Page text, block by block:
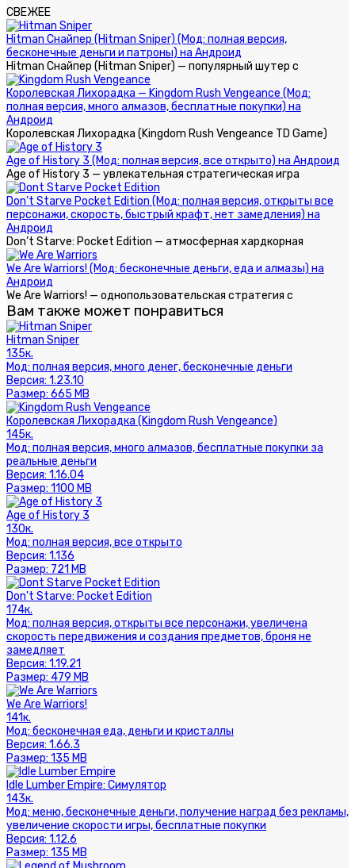
СВЕЖЕЕ
Hitman Снайпер (Hitman Sniper) (Мод: полная версия,
бесконечные деньги и патроны) на Андроид
Hitman Снайпер (Hitman Sniper) — популярный шутер с
Королевская Лихорадка — Kingdom Rush Vengeance (Мод:
полная версия, много алмазов, бесплатные покупки) на
Андроид
Королевская Лихорадка (Kingdom Rush Vengeance TD Game)
Age of History 3 (Мод: полная версия, все открыто) на Андроид
Age of History 3 — увлекательная стратегическая игра
Don’t Starve Pocket Edition (Мод: полная версия, открыты все
персонажи, скорость, быстрый крафт, нет замедления) на
Андроид
Don’t Starve: Pocket Edition — атмосферная хардкорная
We Are Warriors! (Мод: бесконечные деньги, еда и алмазы) на
Андроид
We Are Warriors! — однопользовательская стратегия с
Вам также может понравиться
Hitman Sniper
135к.
Мод: полная версия, много денег, бесконечные деньги
Версия: 1.23.10
Размер: 665 MB
Королевская Лихорадка (Kingdom Rush Vengeance)
145к.
Мод: полная версия, много алмазов, бесплатные покупки за
реальные деньги
Версия: 1.16.04
Размер: 1100 MB
Age of History 3
130к.
Мод: полная версия, все открыто
Версия: 1.136
Размер: 721 MB
Don't Starve: Pocket Edition
174к.
Мод: полная версия, открыты все персонажи, увеличена
скорость передвижения и создания предметов, броня не
замедляет
Версия: 1.19.21
Размер: 479 MB
We Are Warriors!
141к.
Мод: бесконечная еда, деньги и кристаллы
Версия: 1.66.3
Размер: 135 MB
Idle Lumber Empire: Симулятор
143к.
Мод: меню, бесконечные деньги, получение наград без рекламы,
увеличение скорости игры, бесплатные покупки
Версия: 1.12.6
Размер: 135 MB